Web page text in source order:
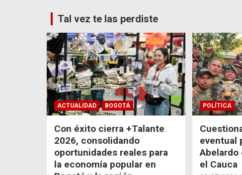
Tal vez te las perdiste
ACTUALIDAD BOGOTÁ
Con éxito cierra +Talante
2026, consolidando
oportunidades reales para
la economía popular en
POLÍTICA
eventual
Abelardo
el Cauca